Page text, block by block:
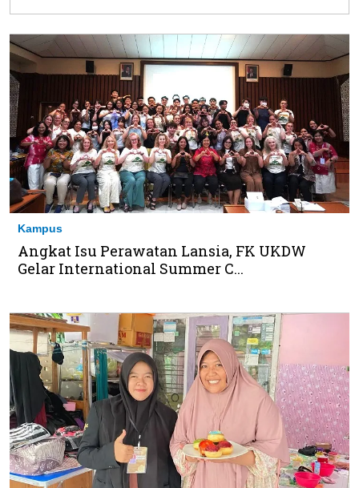
Kampus
Angkat Isu Perawatan Lansia, FK UKDW
Gelar International Summer C...